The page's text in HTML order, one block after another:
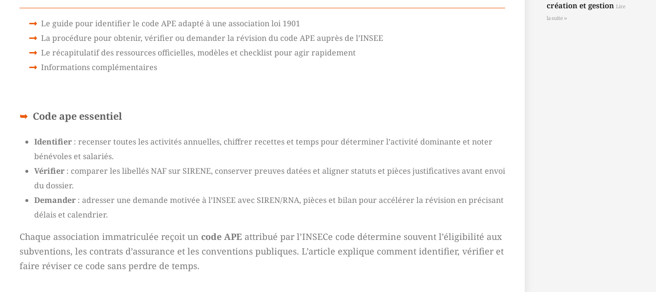
Le guide pour identifier le code APE adapté à une association loi 1901
La procédure pour obtenir, vérifier ou demander la révision du code APE auprès de l’INSEE
Le récapitulatif des ressources officielles, modèles et checklist pour agir rapidement
Informations complémentaires
Code ape essentiel
Identifier : recenser toutes les activités annuelles, chiffrer recettes et temps pour déterminer l’activité dominante et noter
bénévoles et salariés.
Vérifier : comparer les libellés NAF sur SIRENE, conserver preuves datées et aligner statuts et pièces justificatives avant envoi
du dossier.
Demander : adresser une demande motivée à l’INSEE avec SIREN/RNA, pièces et bilan pour accélérer la révision en précisant
délais et calendrier.
Chaque association immatriculée reçoit un code APE attribué par l’INSECe code détermine souvent l’éligibilité aux
subventions, les contrats d’assurance et les conventions publiques. L’article explique comment identifier, vérifier et
faire réviser ce code sans perdre de temps.
création et gestionLire
la suite »